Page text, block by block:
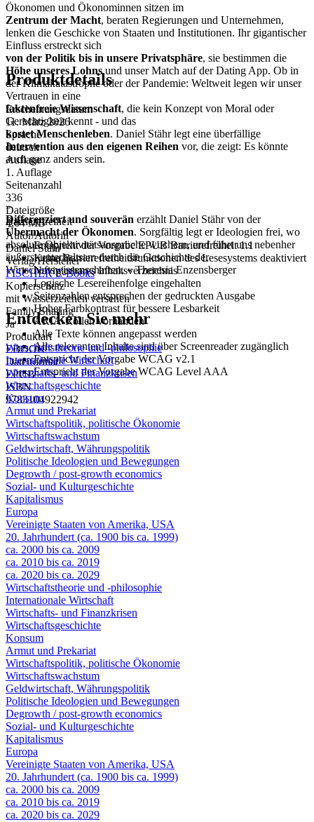
Ökonomen und Ökonominnen sitzen im
Zentrum der Macht, beraten Regierungen und Unternehmen,
lenken die Geschicke von Staaten und Institutionen. Ihr gigantischer
Einfluss erstreckt sich
von der Politik bis in unsere Privatsphäre, sie bestimmen die
Höhe unseres Lohnsund unser Match auf der Dating App. Ob in
der Klimakatastrophe oder der Pandemie: Weltweit legen wir unser
Vertrauen in eine
faktenfreie Wissenschaft, die kein Konzept von Moral oder
Gerechtigkeit kennt - und das
kostet Menschenleben. Daniel Stähr legt eine überfällige
Intervention aus den eigenen Reihen vor, die zeigt: Es könnte
auch ganz anders sein.
»
Differenziert und souverän erzählt Daniel Stähr von der
Übermacht der Ökonomen. Sorgfältig legt er Ideologien frei, wo
absolute Objektivitätsansprüche wuchern, und führt uns nebenher
äußerst unterhaltsam durch die Geschichte der
Wirtschaftswissenschaften. « Theresia Enzensberger
Produktdetails
Erscheinungsdatum
11. März 2026
Sprache
deutsch
Auflage
1. Auflage
Seitenanzahl
336
Dateigröße
4,64 MB
Autor/Autorin
Daniel Stähr
Verlag/Hersteller
FISCHER E-Books
Kopierschutz
mit Wasserzeichen versehen
Family Sharing
Ja
Produktart
EBOOK
Dateiformat
EPUB
ISBN
9783104922942
Barrierefreiheit
Entspricht der Vorgabe EPUB Barrierefreiheit 1.1
Keine Barrierefreiheitsfunktionen des Lesesystems deaktiviert
Navigierbares Inhaltsverzeichnis
Logische Lesereihenfolge eingehalten
Seitenzahlen entsprechen der gedruckten Ausgabe
Hoher Farbkontrast für bessere Lesbarkeit
ARIA-Rollen vorhanden
Alle Texte können angepasst werden
Alle relevanten Inhalte sind über Screenreader zugänglich
Entspricht der Vorgabe WCAG v2.1
Entspricht der Vorgabe WCAG Level AAA
Entdecken Sie mehr
Wirtschaftstheorie und -philosophie
Internationale Wirtschaft
Wirtschafts- und Finanzkrisen
Wirtschaftsgeschichte
Konsum
Armut und Prekariat
Wirtschaftspolitik, politische Ökonomie
Wirtschaftswachstum
Geldwirtschaft, Währungspolitik
Politische Ideologien und Bewegungen
Degrowth / post-growth economics
Sozial- und Kulturgeschichte
Kapitalismus
Europa
Vereinigte Staaten von Amerika, USA
20. Jahrhundert (ca. 1900 bis ca. 1999)
ca. 2000 bis ca. 2009
ca. 2010 bis ca. 2019
ca. 2020 bis ca. 2029
Wirtschaftstheorie und -philosophie
Internationale Wirtschaft
Wirtschafts- und Finanzkrisen
Wirtschaftsgeschichte
Konsum
Armut und Prekariat
Wirtschaftspolitik, politische Ökonomie
Wirtschaftswachstum
Geldwirtschaft, Währungspolitik
Politische Ideologien und Bewegungen
Degrowth / post-growth economics
Sozial- und Kulturgeschichte
Kapitalismus
Europa
Vereinigte Staaten von Amerika, USA
20. Jahrhundert (ca. 1900 bis ca. 1999)
ca. 2000 bis ca. 2009
ca. 2010 bis ca. 2019
ca. 2020 bis ca. 2029